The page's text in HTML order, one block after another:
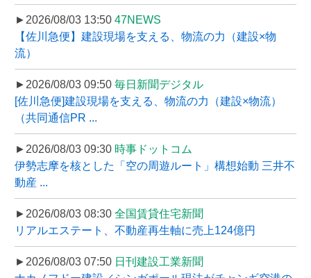
►2026/08/03 13:50 47NEWS
【佐川急便】建設現場を支える、物流の力（建設×物
流）
►2026/08/03 09:50 毎日新聞デジタル
[佐川急便]建設現場を支える、物流の力（建設×物流）
（共同通信PR ...
►2026/08/03 09:30 時事ドットコム
伊勢志摩を核とした「空の周遊ルート」構想始動 三井不
動産 ...
►2026/08/03 08:30 全国賃貸住宅新聞
リアルエステート、不動産再生軸に売上124億円
►2026/08/03 07:50 日刊建設工業新聞